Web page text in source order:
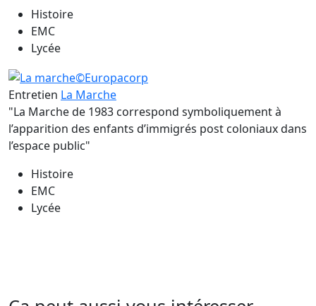
Histoire
EMC
Lycée
Entretien La Marche
"La Marche de 1983 correspond symboliquement à
l’apparition des enfants d’immigrés post coloniaux dans
l’espace public"
Histoire
EMC
Lycée